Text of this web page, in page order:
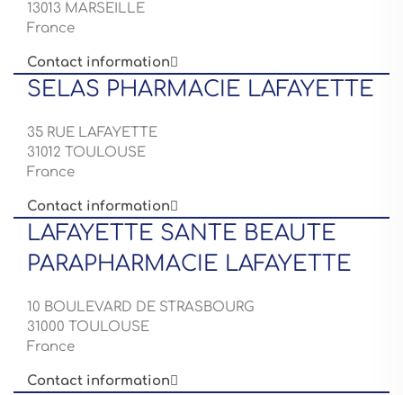
13013 MARSEILLE
France
Contact information
SELAS PHARMACIE LAFAYETTE
35 RUE LAFAYETTE
31012 TOULOUSE
France
Contact information
LAFAYETTE SANTE BEAUTE
PARAPHARMACIE LAFAYETTE
10 BOULEVARD DE STRASBOURG
31000 TOULOUSE
France
Contact information